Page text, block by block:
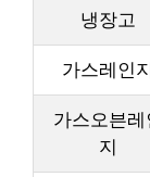
냉장고
가스레인지
가스오븐레
지